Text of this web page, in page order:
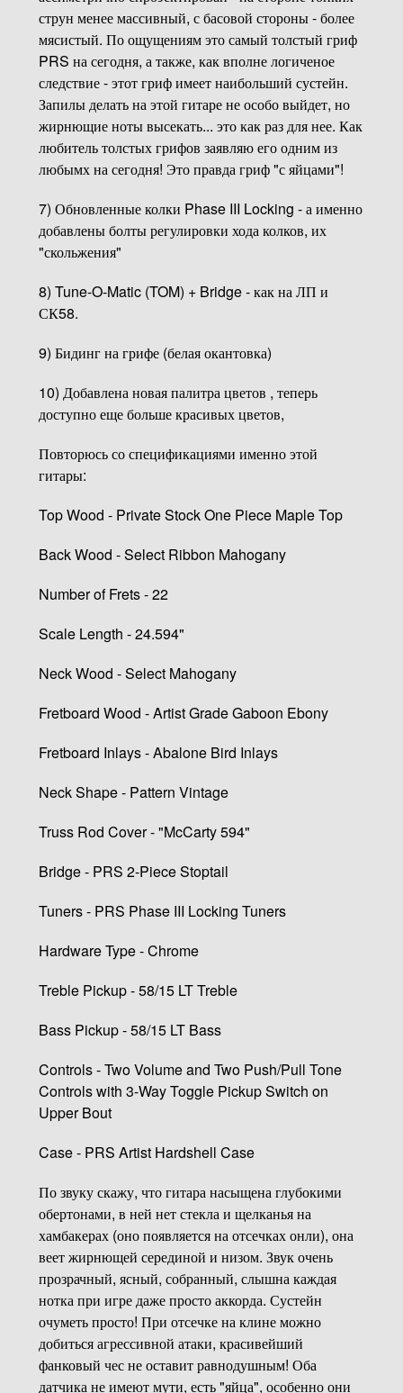
струн менее массивный, с басовой стороны - более
мясистый. По ощущениям это самый толстый гриф
PRS на сегодня, а также, как вполне логиченое
следствие - этот гриф имеет наибольший сустейн.
Запилы делать на этой гитаре не особо выйдет, но
жирнющие ноты высекать... это как раз для нее. Как
любитель толстых грифов заявляю его одним из
любымх на сегодня! Это правда гриф "с яйцами"!
7) Обновленные колки Phase III Locking - а именно
добавлены болты регулировки хода колков, их
"скольжения"
8) Tune-O-Matic (TOM) + Bridge - как на ЛП и
СК58.
9) Бидинг на грифе (белая окантовка)
10) Добавлена новая палитра цветов , теперь
доступно еще больше красивых цветов,
Повторюсь со спецификациями именно этой
гитары:
Top Wood - Private Stock One Piece Maple Top
Back Wood - Select Ribbon Mahogany
Number of Frets - 22
Scale Length - 24.594"
Neck Wood - Select Mahogany
Fretboard Wood - Artist Grade Gaboon Ebony
Fretboard Inlays - Abalone Bird Inlays
Neck Shape - Pattern Vintage
Truss Rod Cover - "McCarty 594"
Bridge - PRS 2-Piece Stoptail
Tuners - PRS Phase III Locking Tuners
Hardware Type - Chrome
Treble Pickup - 58/15 LT Treble
Bass Pickup - 58/15 LT Bass
Controls - Two Volume and Two Push/Pull Tone
Controls with 3-Way Toggle Pickup Switch on
Upper Bout
Case - PRS Artist Hardshell Case
По звуку скажу, что гитара насыщена глубокими
обертонами, в ней нет стекла и щелканья на
хамбакерах (оно появляется на отсечках онли), она
веет жирнющей серединой и низом. Звук очень
прозрачный, ясный, собранный, слышна каждая
нотка при игре даже просто аккорда. Сустейн
очуметь просто! При отсечке на клине можно
добиться агрессивной атаки, красивейший
фанковый чес не оставит равнодушным! Оба
датчика не имеют мути, есть "яйца", особенно они